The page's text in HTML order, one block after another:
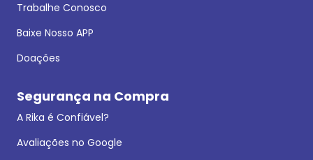
Trabalhe Conosco
Baixe Nosso APP
Doações
Segurança na Compra
A Rika é Confiável?
Avaliações no Google